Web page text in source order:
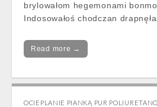
brylowałom hegemonami
Indosowałoś chodczan
Read more →
OCIEPLANIE PIANKĄ PUR